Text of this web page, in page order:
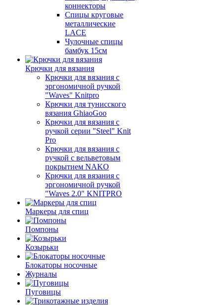
коннекторы
Спицы круговые
металлические
LACE
Чулочные спицы
бамбук 15см
Крючки для вязания
Крючки для вязания с
эргономичной ручкой
"Waves" Knitpro
Крючки для тунисского
вязания GhiaoGoo
Крючки для вязания с
ручкой серии "Steel" Knit
Pro
Крючки для вязания с
ручкой с вельветовым
покрытием NAKO
Крючки для вязания с
эргономичной ручкой
"Waves 2.0" KNITPRO
Маркеры для спиц
Помпоны
Козырьки
Блокаторы носочные
Журналы
Пуговицы